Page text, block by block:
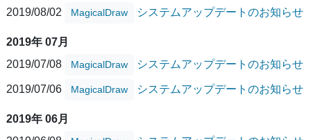
2019/08/02
MagicalDraw システムアップデートのお知らせ
2019年 07月
2019/07/08
MagicalDraw システムアップデートのお知らせ
2019/07/06 MagicalDraw システムアップデートのお知らせ
2019年 06月